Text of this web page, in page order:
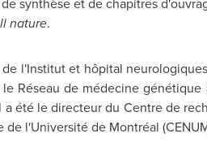
nature.
l'Institut et hôpital
Réseau de médecine
a été le directeur du Centre de
l'Université de Montréal